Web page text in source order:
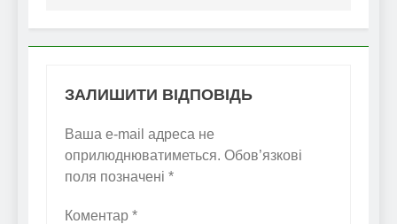
ЗАЛИШИТИ ВІДПОВІДЬ
Ваша e-mail адреса не
оприлюднюватиметься. Обов’язкові
поля позначені *
Коментар *